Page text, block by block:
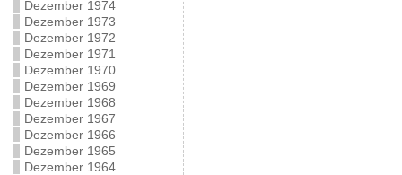
Dezember 1974
Dezember 1973
Dezember 1972
Dezember 1971
Dezember 1970
Dezember 1969
Dezember 1968
Dezember 1967
Dezember 1966
Dezember 1965
Dezember 1964